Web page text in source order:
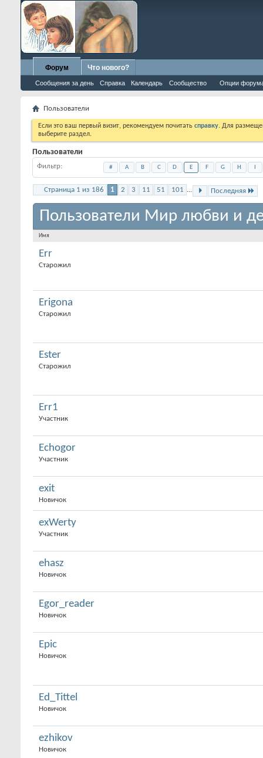
Форум
Сообщения за день Справка Календарь Сообщество Опции
Что нового?
Пользователи
Если это ваш первый визит, рекомендуем почитать справку. Для
выберите раздел.
Пользователи
Фильтр # A B C D E F G H
Страница 1 из 186 1 2 3 11 51 101 ... Последняя
Пользователи Мир любви и
Имя
Err
Старожил
Erigona
Старожил
Ester
Старожил
Err1
Участник
Echogor
Участник
exit
Новичок
exWerty
Участник
ehasz
Новичок
Egor_reader
Новичок
Epic
Новичок
Ed_Tittel
Новичок
ezhikov
Новичок